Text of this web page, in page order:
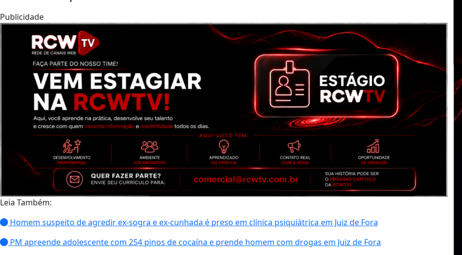
Publicidade
Leia Também:
Homem suspeito de agredir ex-sogra e ex-cunhada é preso em clínica psiquiátrica em Juiz de Fora
PM apreende adolescente com 254 pinos de cocaína e prende homem com drogas em Juiz de Fora